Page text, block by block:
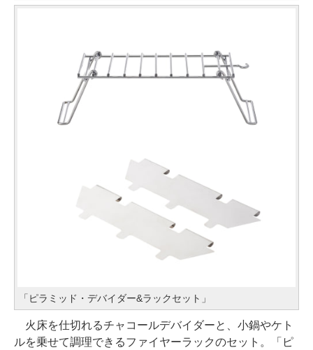
「ピラミッド・デバイダー&ラックセット」
火床を仕切れるチャコールデバイダーと、小鍋やケト
ルを乗せて調理できるファイヤーラックのセット。「ピ